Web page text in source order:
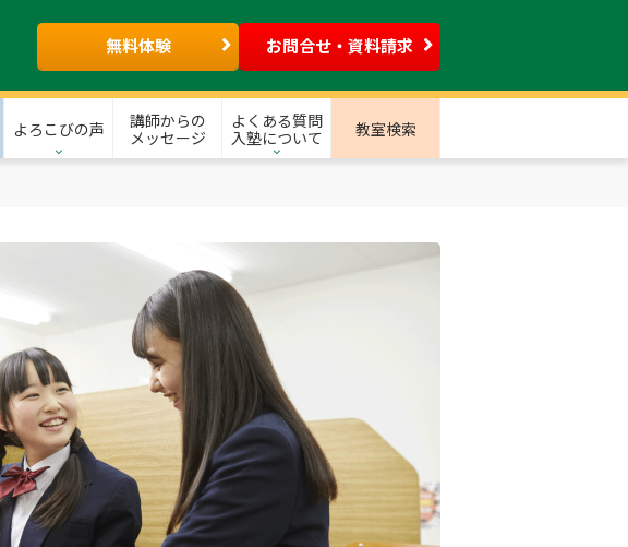
無料体験 お問合せ・資料請求
よろこびの声
講師からの
メッセージ
よくある質問
入塾について
教室検索